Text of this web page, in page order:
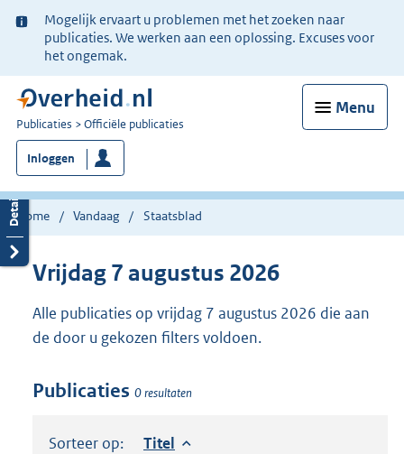
Ter
informatie:
Mogelijk ervaart u problemen met het zoeken naar
publicaties. We werken aan een oplossing. Excuses voor
het ongemak.
Menu
U
bent
nu
hier:
Publicaties Officiële publicaties
Inloggen
Home Vandaag Staatsblad
Vrijdag 7 augustus 2026
Alle publicaties op vrijdag 7 augustus 2026 die aan
de door u gekozen filters voldoen.
Publicaties 0 resultaten
Sorteer op: Sorteer op:
Titel